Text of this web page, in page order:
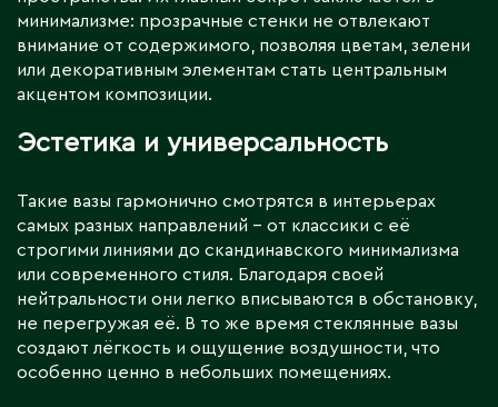
минимализме: прозрачные стенки не отвлекают
внимание от содержимого, позволяя цветам, зелени
или декоративным элементам стать центральным
акцентом композиции.
Эстетика и универсальность
Такие вазы гармонично смотрятся в интерьерах
самых разных направлений – от классики с её
строгими линиями до скандинавского минимализма
или современного стиля. Благодаря своей
нейтральности они легко вписываются в обстановку,
не перегружая её. В то же время стеклянные вазы
создают лёгкость и ощущение воздушности, что
особенно ценно в небольших помещениях.